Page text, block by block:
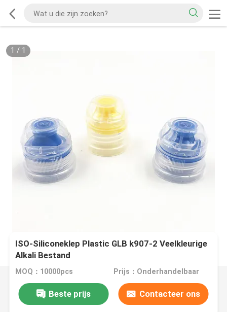
1 / 1
ISO-Siliconeklep Plastic GLB k907-2 Veelkleurige
Alkali Bestand
MOQ：10000pcs Prijs：Onderhandelbaar
Beste prijs Contacteer ons